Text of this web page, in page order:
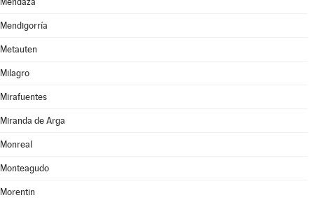
Mendigorría
Metauten
Milagro
Mirafuentes
Miranda de Arga
Monreal
Monteagudo
Morentin